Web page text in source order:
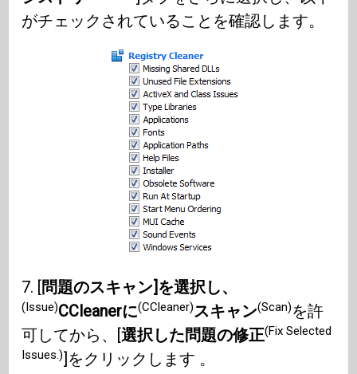
がチェックされていることを確認します。
7. [問題のスキャン]を選択し、
(Issue)CCleanerに(CCleaner)スキャン(Scan)を許
可してから、[選択した問題の修正(Fix Selected
Issues.)]をクリックします 。